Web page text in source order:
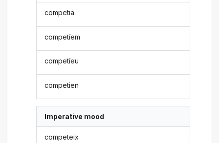
competia
competíem
competíeu
competien
Imperative mood
competeix